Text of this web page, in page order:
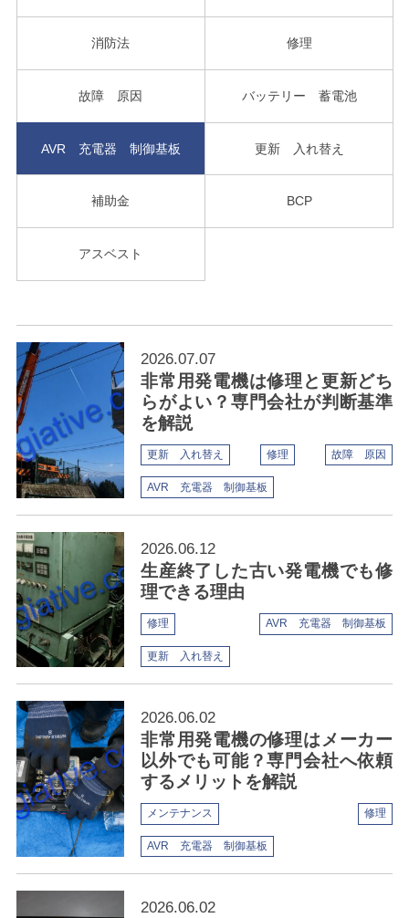
消防法 修理
故障 原因 バッテリー 蓄電池
AVR 充電器 制御基板 更新 入れ替え
補助金 BCP
アスベスト
2026.07.07
非常用発電機は修理と更新どち
らがよい？専門会社が判断基準
を解説
更新 入れ替え 修理 故障 原因
AVR 充電器 制御基板
2026.06.12
生産終了した古い発電機でも修
理できる理由
修理 AVR 充電器 制御基板
更新 入れ替え
2026.06.02
非常用発電機の修理はメーカー
以外でも可能？専門会社へ依頼
するメリットを解説
メンテナンス 修理
AVR 充電器 制御基板
2026.06.02